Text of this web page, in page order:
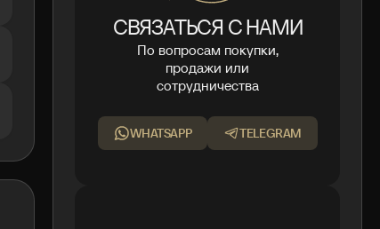
СВЯЗАТЬСЯ С НАМИ
По вопросам покупки,
продажи или
сотрудничества
WHATSAPP TELEGRAM